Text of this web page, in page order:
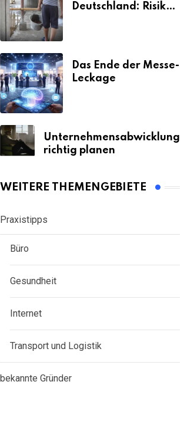
Deutschland: Risiken
Das Ende der Messe-
Leckage
Unternehmensabwicklung
richtig planen
WEITERE THEMENGEBIETE
Praxistipps
Büro
Gesundheit
Internet
Transport und Logistik
bekannte Gründer